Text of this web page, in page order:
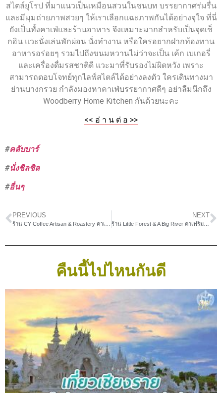
สไตล์ยุโรป ที่มาแนวเป็นเหมือนสวนในชนบท บรรยากาศร่มรื่น
และมีมุมถ่ายภาพสวยๆ ให้เราเลือกแฉะภาพกันได้อย่างจุใจ ที่นี่
ยังเป็นทั้งคาเฟ่และร้านอาหาร จึงเหมาะมากสำหรับเป็นจุดเช็
กอิน แวะนั่งเล่นพักผ่อน นั่งทำงาน หรือใครอยากฝากท้องทาน
อาหารอร่อยๆ รวมไปถึงขนมหวานไม่ว่าจะเป็น เค้ก เบเกอรี่
และเครื่องดื่มรสชาติดี แวะมาที่รับรองไม่ผิดหวัง เพราะ
สามารถตอบโจทย์ทุกไลฟ์สไตล์ได้อย่างลงตัว ใครเดินทางมา
ย่านบางกรวย กำลังมองหาคาเฟ่บรรยากาศดีๆ อย่าลืมนึกถึง
Woodberry Home Kitchen กันด้วยนะคะ
<< อ่ า น ต่ อ >>
#คลับบาร์
#นั่งชิลชิล
#อื่นๆ
PREVIOUS NEXT
ร้าน Little Forest & A Big River คาเฟ่ริมน้ำ วิวสวย น่านั่ง
คืนนี้ไปไหนกันดี